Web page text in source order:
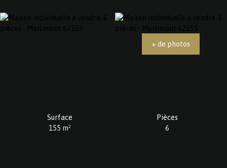
+ de photos
Surface
155 m²
Pièces
6